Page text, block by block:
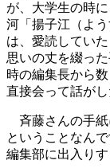
が、大学生の時
河「揚子江（よ
は、愛読してい
思いの丈を綴っ
時の編集長から
直接会って話が
斉藤さんの手紙
ということなん
編集部に出入り